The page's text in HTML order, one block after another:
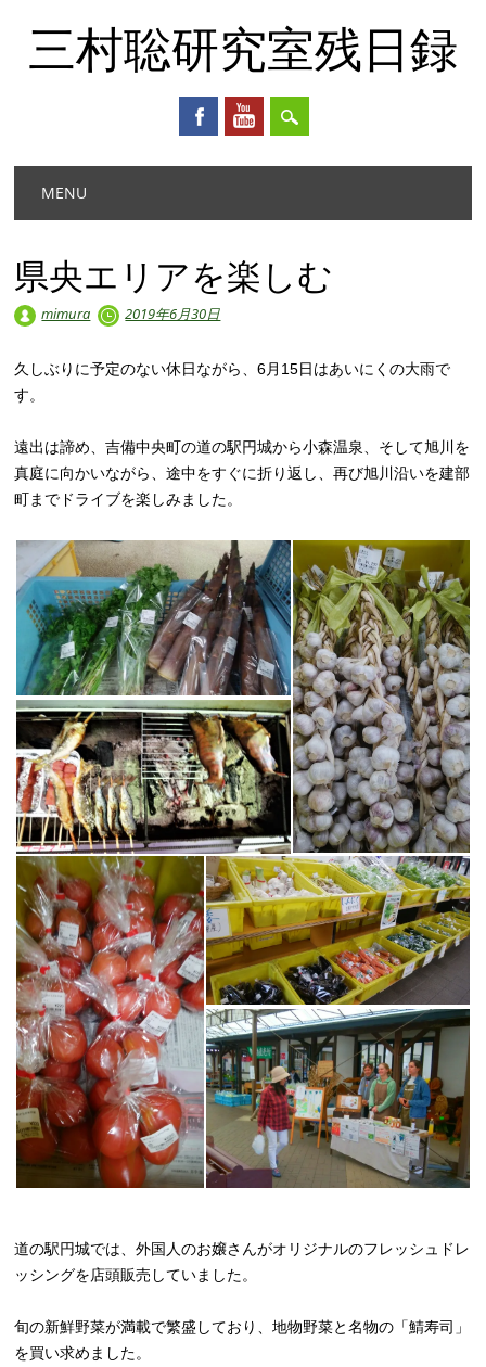
三村聡研究室残日録
Main menu
MENU
県央エリアを楽しむ
mimura 2019年6月30日
久しぶりに予定のない休日ながら、6月15日はあいにくの大雨で
す。
遠出は諦め、吉備中央町の道の駅円城から小森温泉、そして旭川を
真庭に向かいながら、途中をすぐに折り返し、再び旭川沿いを建部
町までドライブを楽しみました。
道の駅円城では、外国人のお嬢さんがオリジナルのフレッシュドレ
ッシングを店頭販売していました。
旬の新鮮野菜が満載で繁盛しており、地物野菜と名物の「鯖寿司」
を買い求めました。